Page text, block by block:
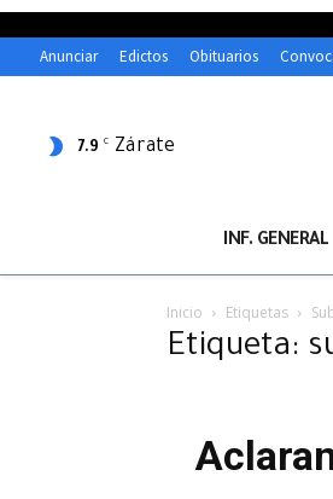
Anunciar Edictos Obituarios
7.9 C Zárate
INF. GENERAL
Inicio Etiquetas
Etiqueta: